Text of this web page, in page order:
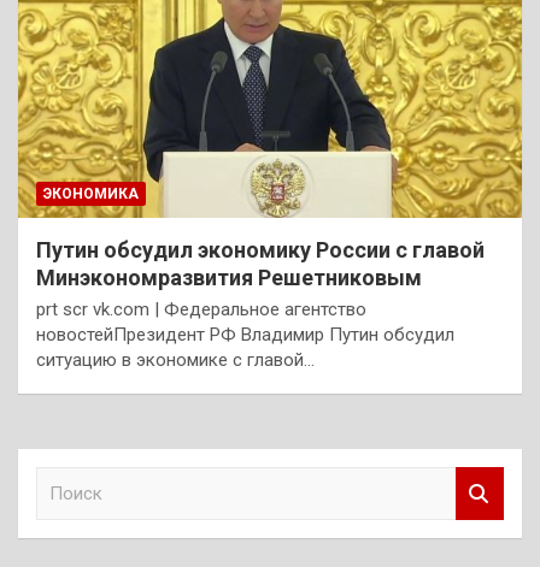
ЭКОНОМИКА
Путин обсудил экономику России с главой
Минэкономразвития Решетниковым
prt scr vk.com | Федеральное агентство
новостейПрезидент РФ Владимир Путин обсудил
ситуацию в экономике с главой…